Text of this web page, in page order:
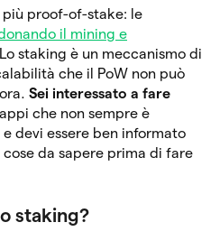
più proof-of-stake: le
il mining e
staking è un meccanismo di
che il PoW non può
Sei interessato a fare
che non sempre è
devi essere ben informato
da sapere prima di fare
staking?